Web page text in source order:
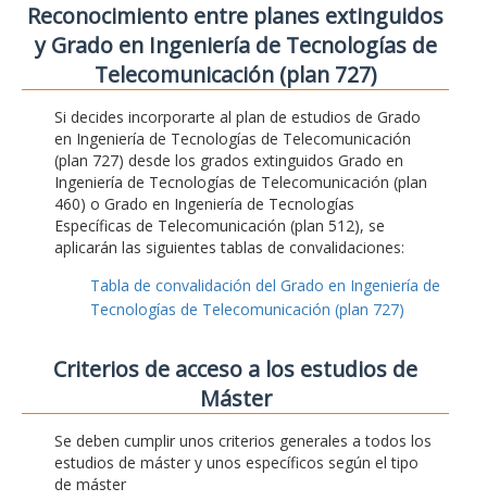
Reconocimiento entre planes extinguidos
y Grado en Ingeniería de Tecnologías de
Telecomunicación (plan 727)
Si decides incorporarte al plan de estudios de Grado
en Ingeniería de Tecnologías de Telecomunicación
(plan 727) desde los grados extinguidos Grado en
Ingeniería de Tecnologías de Telecomunicación (plan
460) o Grado en Ingeniería de Tecnologías
Específicas de Telecomunicación (plan 512), se
aplicarán las siguientes tablas de convalidaciones:
Tabla de convalidación del Grado en Ingeniería de
Tecnologías de Telecomunicación (plan 727)
Criterios de acceso a los estudios de
Máster
Se deben cumplir unos criterios generales a todos los
estudios de máster y unos específicos según el tipo
de máster